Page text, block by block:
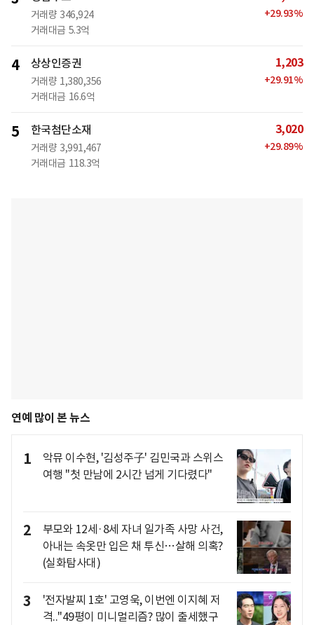
거래량 346,924
거래대금 5.3억
+29.93%
4 상상인증권
거래량 1,380,356
거래대금 16.6억
1,203
+29.91%
5 한국첨단소재
거래량 3,991,467
거래대금 118.3억
3,020
+29.89%
연예 많이 본 뉴스
1
악뮤 이수현, '김성주子' 김민국과 스위스
여행 "첫 만남에 2시간 넘게 기다렸다"
2
부모와 12세·8세 자녀 일가족 사망 사건,
아내는 속옷만 입은 채 투신…살해 의혹?
(실화탐사대)
3
'전자발찌 1호' 고영욱, 이번엔 이지혜 저
격.."49평이 미니멀리즘? 많이 출세했구